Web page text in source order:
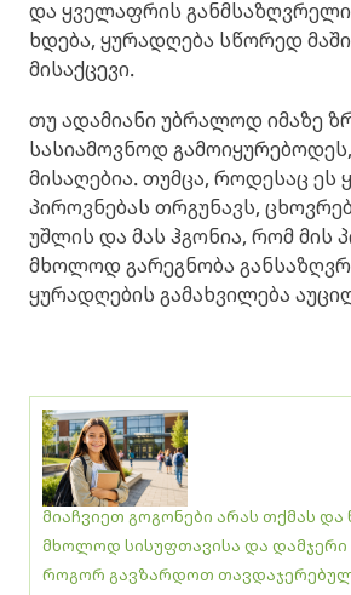
და ყველაფრის
ხდება, ყურადღება სწორედ
მისაქცევი.
თუ ადამიანი უბრალოდ იმაზე
სასიამოვნოდ
მისაღებია. თუმცა, როდესაც ეს
პიროვნებას თრგუნავს,
უშლის და მას ჰგონია, რომ მის
მხოლოდ გარეგნობა
ყურადღების გამახვილება
მიაჩვიეთ გოგონები არას თქმას და
მხოლოდ სისუფთავისა და დამჯერი
როგორ გავზარდოთ